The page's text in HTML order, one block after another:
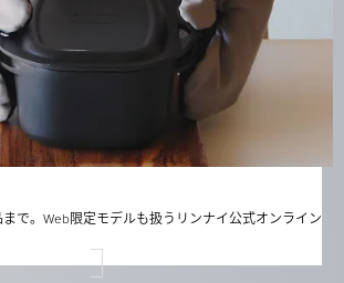
で。Web限定モデルも扱うリンナイ公式オンライン